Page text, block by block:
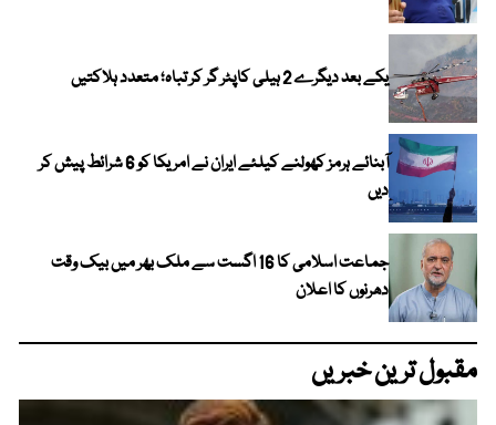
یکے بعد دیگرے 2 ہیلی کاپٹر گر کر تباہ؛ متعدد ہلاکتیں
آبنائے ہرمز کھولنے کیلئے ایران نے امریکا کو 6 شرائط پیش کر
دیں
جماعت اسلامی کا 16 اگست سے ملک بھر میں بیک وقت
دھرنوں کا اعلان
مقبول ترین خبریں